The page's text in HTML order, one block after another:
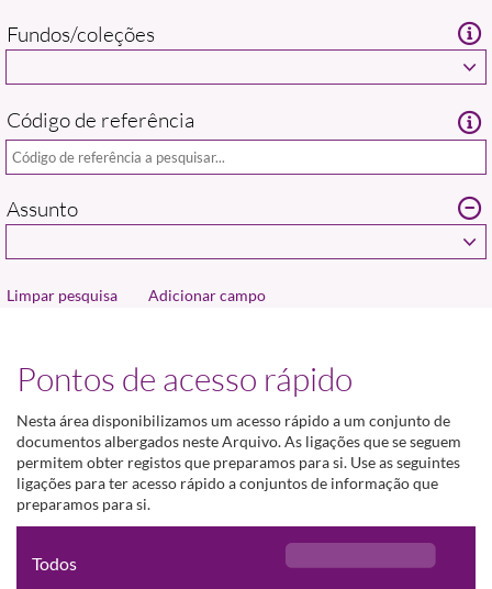
Fundos/coleções
Código de referência
Assunto
Adicionar campo
Pontos de acesso rápido
Nesta área disponibilizamos um acesso rápido a um conjunto de
documentos albergados neste Arquivo. As ligações que se seguem
permitem obter registos que preparamos para si. Use as seguintes
ligações para ter acesso rápido a conjuntos de informação que
preparamos para si.
Todos